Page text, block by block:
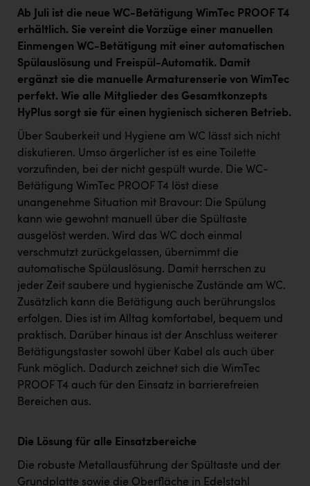
Ab Juli ist die neue WC-Betätigung WimTec PROOF T4
erhältlich. Sie vereint die Vorzüge einer manuellen
Einmengen WC-Betätigung mit einer automatischen
Spülauslösung und Freispül-Automatik. Damit
ergänzt sie die manuelle Armaturenserie von WimTec
perfekt. Wie alle Mitglieder des Gesamtkonzepts
HyPlus sorgt sie für einen hygienisch sicheren Betrieb.
Über Sauberkeit und Hygiene am WC lässt sich nicht
diskutieren. Umso ärgerlicher ist es eine Toilette
vorzufinden, bei der nicht gespült wurde. Die WC-
Betätigung WimTec PROOF T4 löst diese
unangenehme Situation mit Bravour: Die Spülung
kann wie gewohnt manuell über die Spültaste
ausgelöst werden. Wird das WC doch einmal
verschmutzt zurückgelassen, übernimmt die
automatische Spülauslösung. Damit herrschen zu
jeder Zeit saubere und hygienische Zustände am WC.
Zusätzlich kann die Betätigung auch berührungslos
erfolgen. Dies ist im Alltag komfortabel, bequem und
praktisch. Darüber hinaus ist der Anschluss weiterer
Betätigungstaster sowohl über Kabel als auch über
Funk möglich. Dadurch zeichnet sich die WimTec
PROOF T4 auch für den Einsatz in barrierefreien
Bereichen aus.
Die Lösung für alle Einsatzbereiche
Die robuste Metallausführung der Spültaste und der
Grundplatte sowie die Oberfläche in Edelstahl